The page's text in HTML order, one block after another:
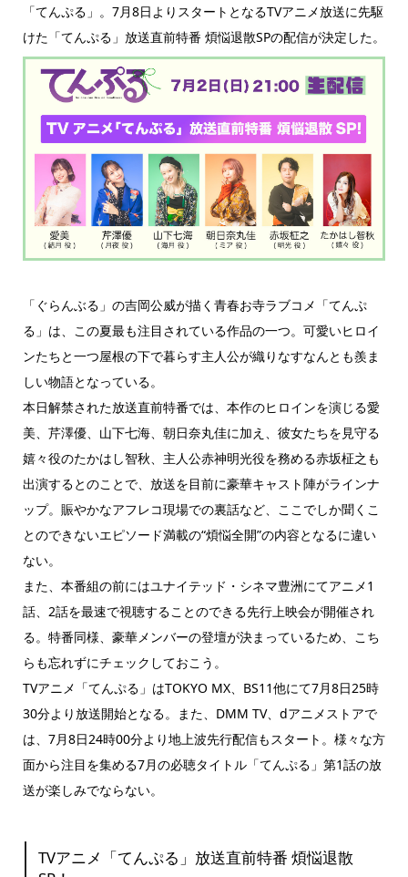
「てんぷる」。7月8日よりスタートとなるTVアニメ放送に先駆
けた「てんぷる」放送直前特番 煩悩退散SPの配信が決定した。
「ぐらんぶる」の吉岡公威が描く青春お寺ラブコメ「てんぷ
る」は、この夏最も注目されている作品の一つ。可愛いヒロイ
ンたちと一つ屋根の下で暮らす主人公が織りなすなんとも羨ま
しい物語となっている。
本日解禁された放送直前特番では、本作のヒロインを演じる愛
美、芹澤優、山下七海、朝日奈丸佳に加え、彼女たちを見守る
嬉々役のたかはし智秋、主人公赤神明光役を務める赤坂柾之も
出演するとのことで、放送を目前に豪華キャスト陣がラインナ
ップ。賑やかなアフレコ現場での裏話など、ここでしか聞くこ
とのできないエピソード満載の“煩悩全開”の内容となるに違い
ない。
また、本番組の前にはユナイテッド・シネマ豊洲にてアニメ1
話、2話を最速で視聴することのできる先行上映会が開催され
る。特番同様、豪華メンバーの登壇が決まっているため、こち
らも忘れずにチェックしておこう。
TVアニメ「てんぷる」はTOKYO MX、BS11他にて7月8日25時
30分より放送開始となる。また、DMM TV、dアニメストアで
は、7月8日24時00分より地上波先行配信もスタート。様々な方
面から注目を集める7月の必聴タイトル「てんぷる」第1話の放
送が楽しみでならない。
TVアニメ「てんぷる」放送直前特番 煩悩退散